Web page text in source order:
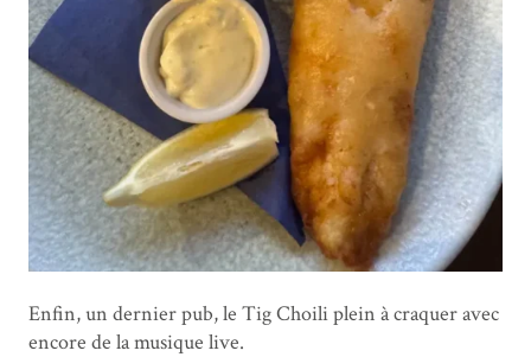
Enfin, un dernier pub, le Tig Choili plein à craquer avec
encore de la musique live.